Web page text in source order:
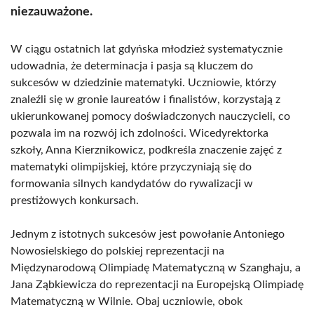
niezauważone.
W ciągu ostatnich lat gdyńska młodzież systematycznie
udowadnia, że determinacja i pasja są kluczem do
sukcesów w dziedzinie matematyki. Uczniowie, którzy
znaleźli się w gronie laureatów i finalistów, korzystają z
ukierunkowanej pomocy doświadczonych nauczycieli, co
pozwala im na rozwój ich zdolności. Wicedyrektorka
szkoły, Anna Kierznikowicz, podkreśla znaczenie zajęć z
matematyki olimpijskiej, które przyczyniają się do
formowania silnych kandydatów do rywalizacji w
prestiżowych konkursach.
Jednym z istotnych sukcesów jest powołanie Antoniego
Nowosielskiego do polskiej reprezentacji na
Międzynarodową Olimpiadę Matematyczną w Szanghaju, a
Jana Ząbkiewicza do reprezentacji na Europejską Olimpiadę
Matematyczną w Wilnie. Obaj uczniowie, obok